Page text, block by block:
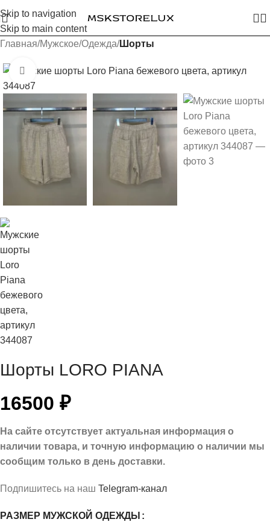
Skip to navigation
Skip to main content
Главная Мужское Одежда Шорты
Увеличить изображение
Шорты LORO PIANA
16500 ₽
На сайте отсутствует актуальная информация о
наличии товара, и точную информацию о наличии мы
сообщим только в день доставки.
Подпишитесь на наш Telegram-канал
РАЗМЕР МУЖСКОЙ ОДЕЖДЫ